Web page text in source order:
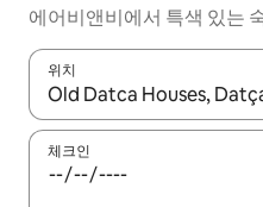
에어비앤비에서 특색 있는
위치
결과가 나오면 위·아래 화살
체크인